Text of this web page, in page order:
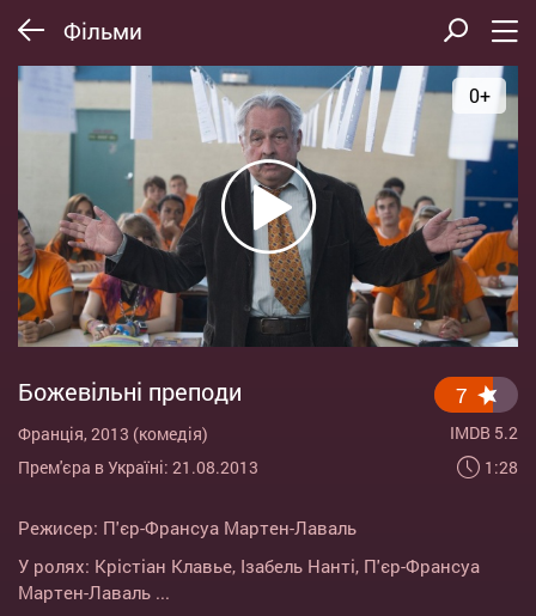
Фільми
0+
Божевільні преподи
Франція, 2013 (комедія)
Прем'єра в Україні: 21.08.2013
7
IMDB 5.2
1:28
Режисер: П'єр-Франсуа Мартен-Лаваль
У ролях: Крістіан Клавье, Ізабель Нанті, П'єр-Франсуа
Мартен-Лаваль ...